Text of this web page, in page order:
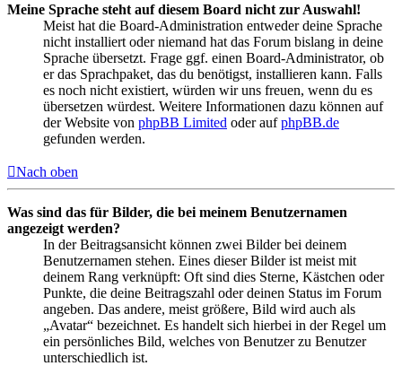
Meine Sprache steht auf diesem Board nicht zur Auswahl!
Meist hat die Board-Administration entweder deine Sprache
nicht installiert oder niemand hat das Forum bislang in deine
Sprache übersetzt. Frage ggf. einen Board-Administrator, ob
er das Sprachpaket, das du benötigst, installieren kann. Falls
es noch nicht existiert, würden wir uns freuen, wenn du es
übersetzen würdest. Weitere Informationen dazu können auf
der Website von phpBB Limited oder aufphpBB.de
gefunden werden.
Nach oben
Was sind das für Bilder, die bei meinem Benutzernamen
angezeigt werden?
In der Beitragsansicht können zwei Bilder bei deinem
Benutzernamen stehen. Eines dieser Bilder ist meist mit
deinem Rang verknüpft: Oft sind dies Sterne, Kästchen oder
Punkte, die deine Beitragszahl oder deinen Status im Forum
angeben. Das andere, meist größere, Bild wird auch als
„Avatar“ bezeichnet. Es handelt sich hierbei in der Regel um
ein persönliches Bild, welches von Benutzer zu Benutzer
unterschiedlich ist.